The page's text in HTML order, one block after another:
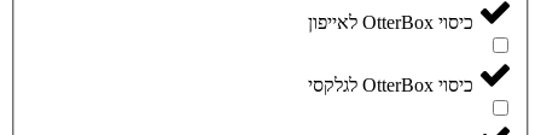
כיסוי OtterBox לאייפון
כיסוי OtterBox לגלקסי